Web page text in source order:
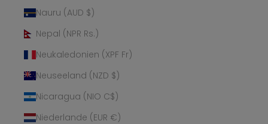
Nauru (AUD $)
Nepal (NPR Rs.)
Neukaledonien (XPF Fr)
Neuseeland (NZD $)
Nicaragua (NIO C$)
Niederlande (EUR €)